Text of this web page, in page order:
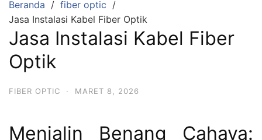
Beranda
fiber optic
Jasa Instalasi Kabel Fiber Optik
Jasa Instalasi Kabel Fiber
Optik
FIBER OPTIC · MARET 8, 2026
Menjalin Benang Cahaya: